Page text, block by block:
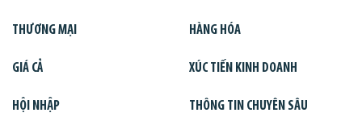
THƯƠNG MẠI HÀNG HÓA
GIÁ CẢ XÚC TIẾN KINH DOANH
HỘI NHẬP THÔNG TIN CHUYÊN SÂU